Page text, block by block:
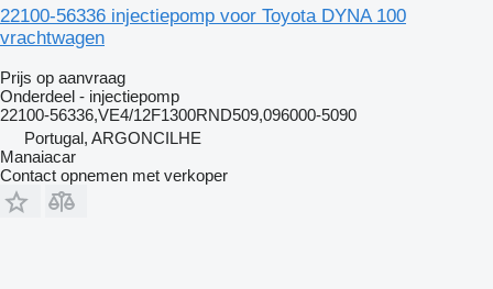
22100-56336 injectiepomp voor Toyota DYNA 100
vrachtwagen
Prijs op aanvraag
Onderdeel - injectiepomp
22100-56336,VE4/12F1300RND509,096000-5090
Portugal, ARGONCILHE
Manaiacar
Contact opnemen met verkoper